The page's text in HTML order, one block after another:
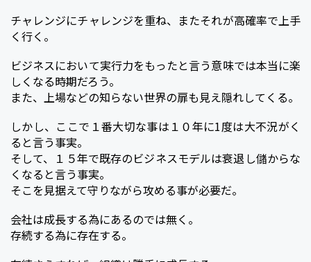
チャレンジにチャレンジを重ね、またそれが高確率で上手
く行く。
ビジネスにおいて実行力をもったと言う意味では本当に楽
しくなる時期だろう。
また、上場などの知らない世界の扉も見え隠れしてくる。
しかし、ここで１番大切な事は１０年に1度は大不況がく
ると言う事実。
そして、１５年で既存のビジネスモデルは衰退し儲からな
くなると言う事実。
そこを見据えて守りながら攻める事が必要だ。
会社は成長する為にあるのでは無く。
存続する為に存在する。